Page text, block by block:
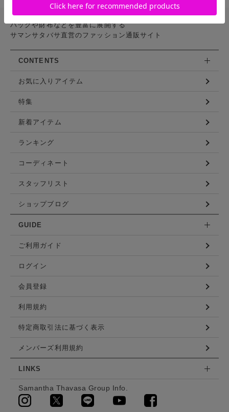
バッグや財布などを豊富に展開する
サマンサタバサ直営のファッション通販サイト
CONTENTS
お気に入りアイテム
特集
新着アイテム
ランキング
コーディネート
スタッフリスト
ショップブログ
GUIDE
ご利用ガイド
ログイン
会員登録
利用規約
特定商取引法に基づく表示
メンバーズ利用規約
LINKS
Samantha Thavasa Group Info.